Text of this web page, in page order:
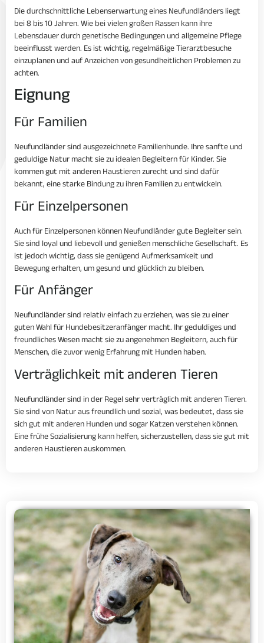
Die durchschnittliche Lebenserwartung eines Neufundländers liegt
bei 8 bis 10 Jahren. Wie bei vielen großen Rassen kann ihre
Lebensdauer durch genetische Bedingungen und allgemeine Pflege
beeinflusst werden. Es ist wichtig, regelmäßige Tierarztbesuche
einzuplanen und auf Anzeichen von gesundheitlichen Problemen zu
achten.
Eignung
Für Familien
Neufundländer sind ausgezeichnete Familienhunde. Ihre sanfte und
geduldige Natur macht sie zu idealen Begleitern für Kinder. Sie
kommen gut mit anderen Haustieren zurecht und sind dafür
bekannt, eine starke Bindung zu ihren Familien zu entwickeln.
Für Einzelpersonen
Auch für Einzelpersonen können Neufundländer gute Begleiter sein.
Sie sind loyal und liebevoll und genießen menschliche Gesellschaft. Es
ist jedoch wichtig, dass sie genügend Aufmerksamkeit und
Bewegung erhalten, um gesund und glücklich zu bleiben.
Für Anfänger
Neufundländer sind relativ einfach zu erziehen, was sie zu einer
guten Wahl für Hundebesitzeranfänger macht. Ihr geduldiges und
freundliches Wesen macht sie zu angenehmen Begleitern, auch für
Menschen, die zuvor wenig Erfahrung mit Hunden haben.
Verträglichkeit mit anderen Tieren
Neufundländer sind in der Regel sehr verträglich mit anderen Tieren.
Sie sind von Natur aus freundlich und sozial, was bedeutet, dass sie
sich gut mit anderen Hunden und sogar Katzen verstehen können.
Eine frühe Sozialisierung kann helfen, sicherzustellen, dass sie gut mit
anderen Haustieren auskommen.